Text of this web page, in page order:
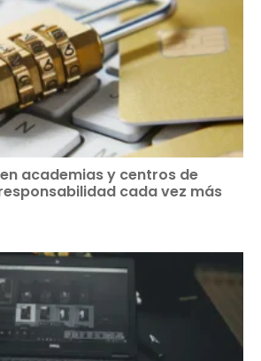
academias y centros de
cada vez más